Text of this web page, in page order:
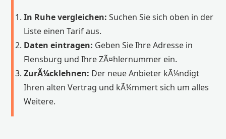
In Ruhe vergleichen: Suchen Sie sich oben in der
Liste einen Tarif aus.
Daten eintragen: Geben Sie Ihre Adresse in
Flensburg und Ihre ZÃ¤hlernummer ein.
ZurÃ¼cklehnen: Der neue Anbieter kÃ¼ndigt
Ihren alten Vertrag und kÃ¼mmert sich um alles
Weitere.